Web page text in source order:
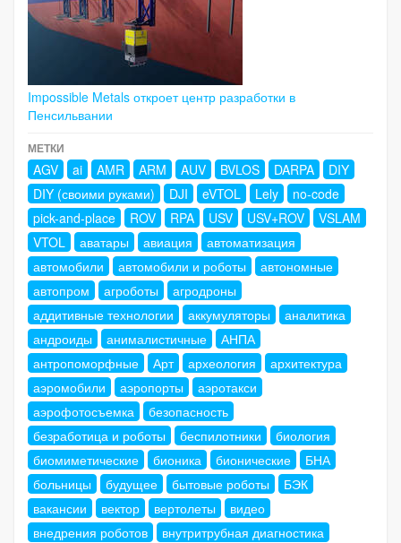
Impossible Metals откроет центр разработки в
Пенсильвании
МЕТКИ
AGV ai AMR ARM AUV BVLOS DARPA
DIY
DIY (своими руками)
DJI eVTOL Lely
no-code
pick-and-place
ROV RPA USV USV+ROV
VSLAM
VTOL
аватары авиация
автоматизация
автомобили
автомобили и роботы
автономные
автопром
агроботы
агродроны
аддитивные технологии
аккумуляторы
аналитика
андроиды
анималистичные
АНПА
антропоморфные
Арт археология
архитектура
аэромобили
аэропорты
аэротакси
аэрофотосъемка
безопасность
безработица и роботы
беспилотники
биология
биомиметические
бионика бионические
БНА
больницы
будущее бытовые роботы
БЭК
вакансии
вектор вертолеты
видео
внедрения роботов
внутритрубная диагностика